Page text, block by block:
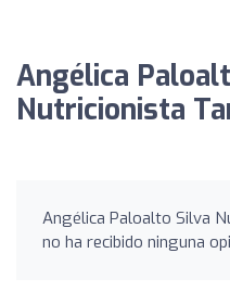
Angélica
Nutricionista
Angélica Paloalto Silva
no ha recibido ninguna